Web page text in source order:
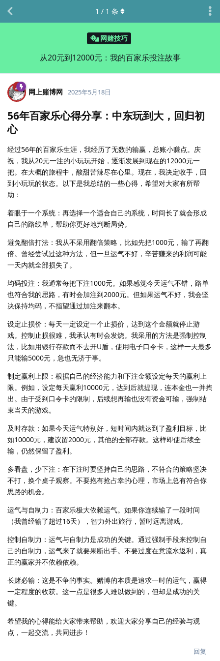
网赌技巧
从20元到12000元：我的百家乐投注故事
1 / 1 条
网上赌博网 2025年5月18日
56年百家乐心得分享：中东玩到大，回归初
心
经过56年的百家乐生涯，我经历了无数的输赢，总账小赚点。庆
祝，我从20元一注的小玩玩开始，逐渐发展到现在的12000元一
把。在大概的旅程中，酸甜苦辣尽在心里。现在，我决定收手，回
到小玩玩的状态。以下是我总结的一些心得，希望对大家有所帮
助：
着眼于一个系统：再选择一个适合自己的系统，时间长了就会形成
自己的路线单，帮助你更好地判断局势。
避免翻倍打法：我从不采用翻倍策略，比如先把1000元，输了再翻
倍。曾经尝试过这种方法，但一旦运气不好，辛苦赚来的利润可能
一天内就全部损失了。
均码投注：我通常每把下注1000元。如果感觉今天运气不错，路单
也符合我的思路，有时会加注到2000元。但如果运气不好，我会坚
决保持均码，不指望通过加注来翻本。
设定止损价：每天一定设定一个止损价，达到这个金额就停止游
戏。控制止损很难，我承认有时会发烧。我采用的方法是强制控制
法，比如用银行存款而不去开U盾，使用电子口令卡，这样一天最多
只能输5000元，急也无济于事。
制定赢利上限：根据自己的经济能力和下注金额设定每天的赢利上
限。例如，设定每天赢利10000元，达到后就提现，连本金也一并掏
出。由于受到口令卡的限制，后续想再输也没有资金可输，强制结
束当天的游戏。
及时存款：如果今天运气特别好，短时间内就达到了盈利目标，比
如10000元，建议留2000元，其他的全部存款。这样即使后续全
输，仍然保留了盈利。
多看盘，少下注：在下注时要坚持自己的思路，不符合的策略坚决
不打，换个桌子观察。不要抱有抢占幸的心理，市场上总有符合你
思路的机会。
运气与自制力：百家乐极大依赖运气。如果你连续输了一段时间
（我曾经输了超过16天），智力外出旅行，暂时远离游戏。
控制自制力：运气与自制力是成功的关键。通过强制手段来控制自
己的自制力，运气来了就要果断出手。不要过度在意流水返利，真
正的赢家并不依赖依赖。
长赌必输：这是不争的事实。赌博的本质是追求一时的运气，赢得
一定程度的收获。这一点是很多人难以做到的，但却是成功的关
键。
希望我的心得能给大家带来帮助，欢迎大家分享自己的经验与观
点，一起交流，共同进步！
回复